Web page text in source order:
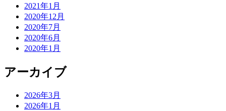
2021年1月
2020年12月
2020年7月
2020年6月
2020年1月
アーカイブ
2026年3月
2026年1月